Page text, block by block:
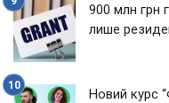
900 млн грн
лише
Новий курс